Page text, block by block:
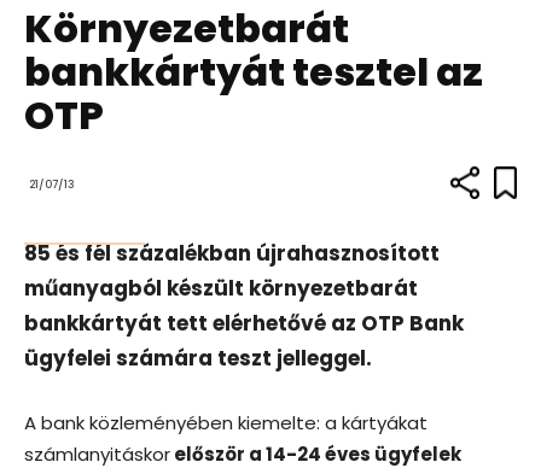
Környezetbarát
bankkártyát tesztel az
OTP
21/07/13
85 és fél százalékban újrahasznosított
műanyagból készült környezetbarát
bankkártyát tett elérhetővé az OTP Bank
ügyfelei számára teszt jelleggel.
A bank közleményében kiemelte: a kártyákat
számlanyitáskorelőször a 14-24 éves ügyfelek